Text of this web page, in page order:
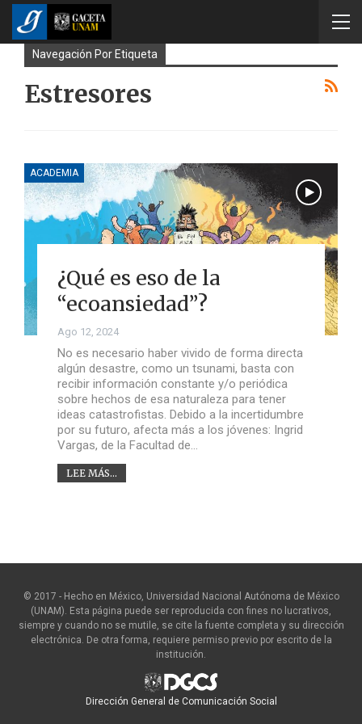
Navegación Por Etiqueta
Estresores
ACADEMIA
¿Qué es eso de la
“ecoansiedad”?
Ago 12, 2024
No es necesario haber vivido de forma directa
algún desastre, como un tsunami, basta con
recibir información constante y/o periódica
sobre hechos de esa naturaleza para tener
ideas catastrofistas. Debido a la incertidumbre
por su futuro, afecta más a los jóvenes: Ingrid
Vargas, de la Facultad de…
LEE MÁS...
© 2017 - Hecho en México, Universidad Nacional Autónoma de México
(UNAM). Esta página puede ser reproducida con fines no lucrativos,
siempre y cuando no se mutile, se cite la fuente completa y su dirección
electrónica. De otra forma, requiere permiso previo por escrito de la
institución.
Dirección General de Comunicación Social